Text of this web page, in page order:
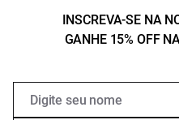
INSCREVA-SE NA
GANHE 15% OFF